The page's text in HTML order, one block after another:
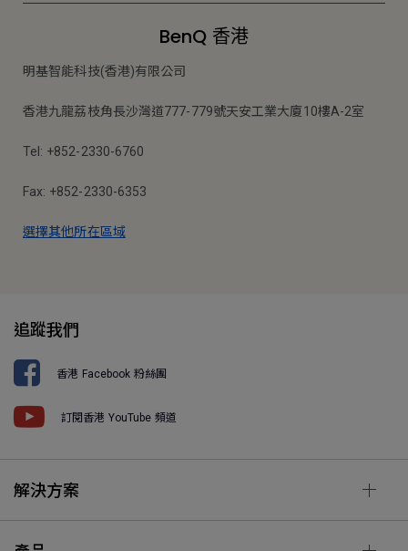
BenQ 香港
明基智能科技(香港)有限公司
香港九龍荔枝角長沙灣道777-779號天安工業大廈10樓A-2室
Tel: +852-2330-6760
Fax: +852-2330-6353
選擇其他所在區域
追蹤我們
香港 Facebook 粉絲團
訂閱香港 YouTube 頻道
解決方案